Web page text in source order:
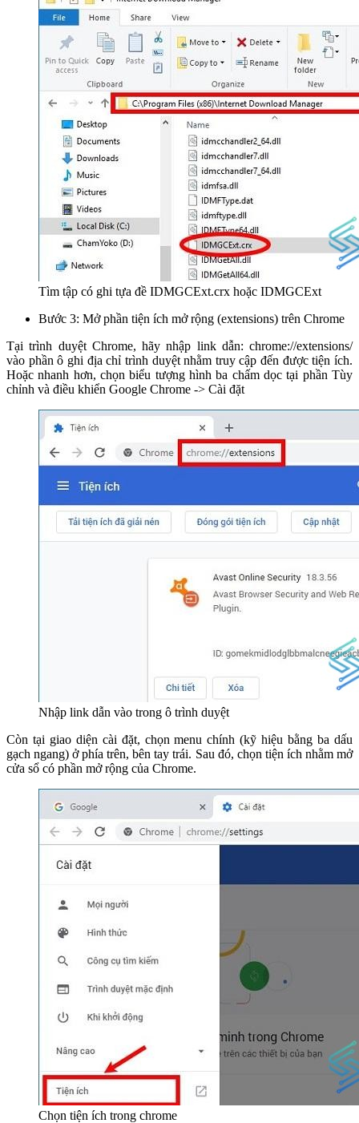
Tìm tập có ghi tựa đề IDMGCExt.crx hoặc IDMGCExt
Bước 3: Mở phần tiện ích mở rộng (extensions) trên Chrome
Tại trình duyệt Chrome, hãy nhập link dẫn: chrome://extensions/
vào phần ô ghi địa chỉ trình duyệt nhằm truy cập đến được tiện ích.
Hoặc nhanh hơn, chọn biểu tượng hình ba chấm dọc tại phần Tùy
chỉnh và điều khiển Google Chrome -> Cài đặt
Nhập link dẫn vào trong ô trình duyệt
Còn tại giao diện cài đặt, chọn menu chính (kỹ hiệu bằng ba dấu
gạch ngang) ở phía trên, bên tay trái. Sau đó, chọn tiện ích nhằm mở
cửa sổ có phần mở rộng của Chrome.
Chọn tiện ích trong chrome